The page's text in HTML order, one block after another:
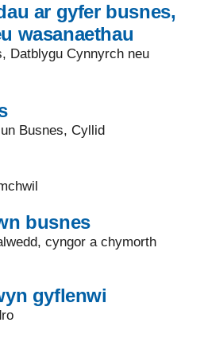
ar gyfer busnes,
wasanaethau
Datblygu Cynnyrch neu
Busnes, Cyllid
busnes
cyngor a chymorth
gyflenwi